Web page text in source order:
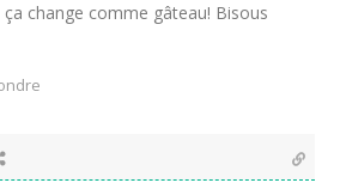
change comme gâteau! Bisous